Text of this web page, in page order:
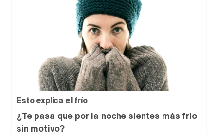
Esto explica el frío
¿Te pasa que por la noche sientes más frío
sin motivo?